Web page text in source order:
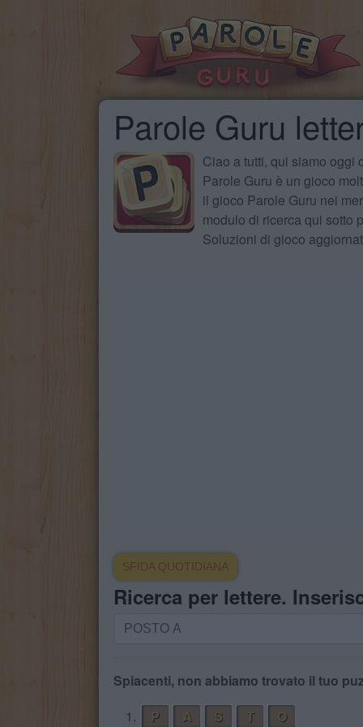
Parole Guru
Ciao a tutti, qui siamo oggi
Parole Guru è un gioco
il gioco Parole Guru nei
modulo di ricerca qui sotto
Soluzioni di gioco
SFIDA QUOTIDIANA
Ricerca per lettere.
Ricerca
Inserisci
Spiacenti, non abbiamo trovato il tuo
1.
P A S T
O